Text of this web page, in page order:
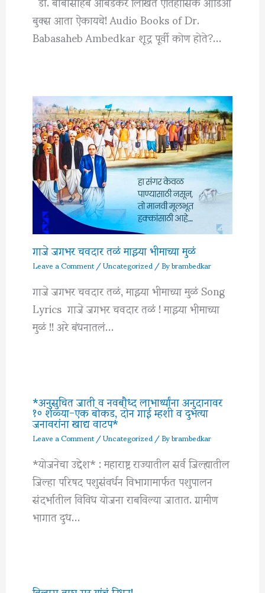
बुक्स आता ऐकायचे! Audio Books of Dr.
Babasaheb Ambedkar शूद्र पूर्वी कोण होते?…
गाजे जगभर चवदार तळं माझ्या भीमाच्या मुळं
Leave a Comment/Uncategorized/ Bybrambedkar
गाजे जगभर चवदार तळं, माझ्या भीमाच्या मुळं Song
Lyrics गाजे जगभर चवदार तळं ! माझ्या भीमाच्या
मुळं !! अरे बंधनातलं…
*अनुसुचित जाती व नवबौध्द लाभार्थ्यांना अनुदानावर
१० शेळ्या-एक बोकड, दोन गाई म्हशी व दुभत्या
जनावरांना खाद्य वाटप*
Leave a Comment/Uncategorized/ Bybrambedkar
*योजनेचा उद्देश* : महाराष्ट्र राज्यातील सर्व जिल्ह्यातील
जिल्हा परिषद पशुसंवर्धन विभागामार्फत पशुपालन
संदर्भातील विविध योजना राबविल्या जातात. ग्रामीण
भागात दुध…